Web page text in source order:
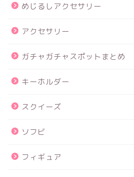
めじるしアクセサリー
アクセサリー
ガチャガチャスポットまとめ
キーホルダー
スクイーズ
ソフビ
フィギュア